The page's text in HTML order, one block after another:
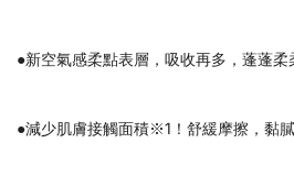
●新空氣感柔點表層，吸收再多，蓬蓬柔
●減少肌膚接觸面積※1！舒緩摩擦，黏膩